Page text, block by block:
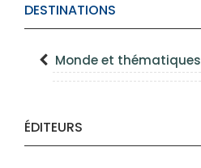
DESTINATIONS
Monde et thématiques
ÉDITEURS